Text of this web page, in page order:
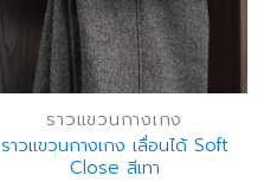
ราวแขวนกางเกง
ราวแขวนกางเกง เลื่อนได้ Soft
Close สีเทา